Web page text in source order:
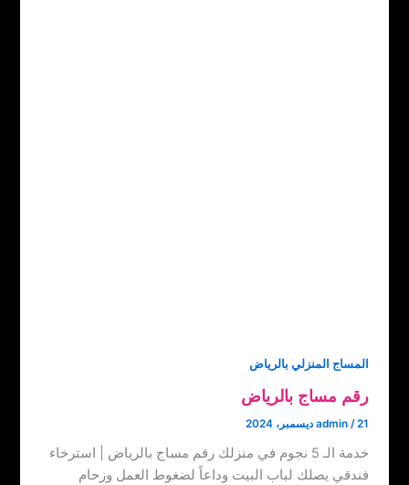
المساج المنزلي بالرياض
رقم مساج بالرياض
admin /21 ديسمبر، 2024
خدمة الـ 5 نجوم في منزلك رقم مساج بالرياض | استرخاء
فندقي يصلك لباب البيت وداعاً لضغوط العمل وزحام